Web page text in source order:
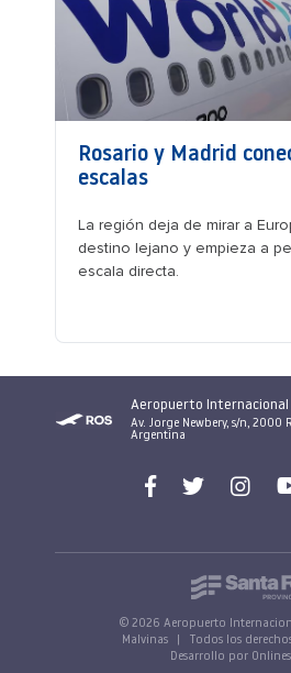
Rosario y Madrid
escalas
La región deja de mirar a
destino lejano y empieza a
escala directa.
Aeropuerto Internacional
Av. Jorge Newbery, s/n, 2000
Argentina
© 2026 Aeropuerto
Malvinas
Todos los
Desarrollo por